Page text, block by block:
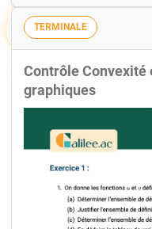
TERMINALE
Contrôle
graphiques